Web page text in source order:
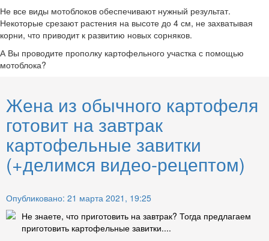
Не все виды мотоблоков обеспечивают нужный результат.
Некоторые срезают растения на высоте до 4 см, не захватывая
корни, что приводит к развитию новых сорняков.
А Вы проводите прополку картофельного участка с помощью
мотоблока?
Жена из обычного картофеля
готовит на завтрак
картофельные завитки
(+делимся видео-рецептом)
Опубликовано: 21 марта 2021, 19:25
Не знаете, что приготовить на завтрак? Тогда предлагаем
приготовить картофельные завитки....